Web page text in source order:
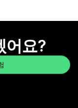
어요?